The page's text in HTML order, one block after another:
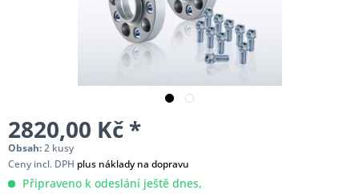
2820,00 Kč *
Obsah:2 kusy
Ceny incl. DPH plus náklady na dopravu
Připraveno k odeslání ještě dnes,